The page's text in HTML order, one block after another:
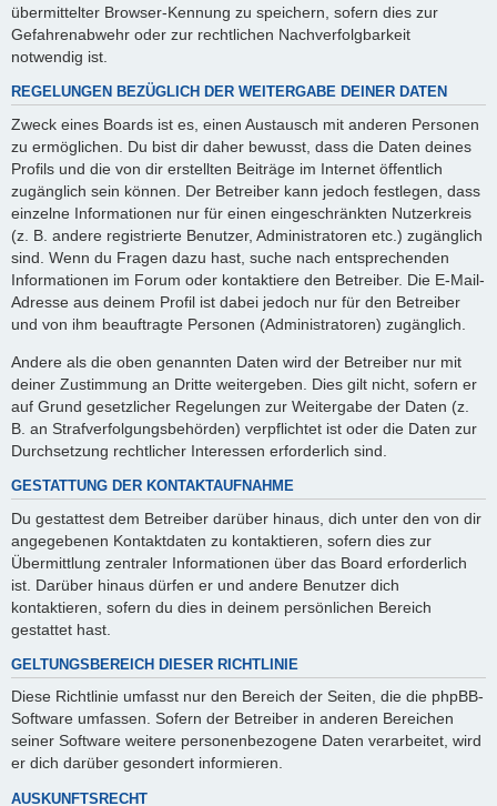
übermittelter Browser-Kennung zu speichern, sofern dies zur
Gefahrenabwehr oder zur rechtlichen Nachverfolgbarkeit
notwendig ist.
REGELUNGEN BEZÜGLICH DER WEITERGABE DEINER DATEN
Zweck eines Boards ist es, einen Austausch mit anderen Personen
zu ermöglichen. Du bist dir daher bewusst, dass die Daten deines
Profils und die von dir erstellten Beiträge im Internet öffentlich
zugänglich sein können. Der Betreiber kann jedoch festlegen, dass
einzelne Informationen nur für einen eingeschränkten Nutzerkreis
(z. B. andere registrierte Benutzer, Administratoren etc.) zugänglich
sind. Wenn du Fragen dazu hast, suche nach entsprechenden
Informationen im Forum oder kontaktiere den Betreiber. Die E-Mail-
Adresse aus deinem Profil ist dabei jedoch nur für den Betreiber
und von ihm beauftragte Personen (Administratoren) zugänglich.
Andere als die oben genannten Daten wird der Betreiber nur mit
deiner Zustimmung an Dritte weitergeben. Dies gilt nicht, sofern er
auf Grund gesetzlicher Regelungen zur Weitergabe der Daten (z.
B. an Strafverfolgungsbehörden) verpflichtet ist oder die Daten zur
Durchsetzung rechtlicher Interessen erforderlich sind.
GESTATTUNG DER KONTAKTAUFNAHME
Du gestattest dem Betreiber darüber hinaus, dich unter den von dir
angegebenen Kontaktdaten zu kontaktieren, sofern dies zur
Übermittlung zentraler Informationen über das Board erforderlich
ist. Darüber hinaus dürfen er und andere Benutzer dich
kontaktieren, sofern du dies in deinem persönlichen Bereich
gestattet hast.
GELTUNGSBEREICH DIESER RICHTLINIE
Diese Richtlinie umfasst nur den Bereich der Seiten, die die phpBB-
Software umfassen. Sofern der Betreiber in anderen Bereichen
seiner Software weitere personenbezogene Daten verarbeitet, wird
er dich darüber gesondert informieren.
AUSKUNFTSRECHT